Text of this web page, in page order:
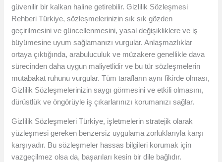
güvenilir bir kalkan haline getirebilir. Gizlilik Sözleşmesi
Rehberi Türkiye, sözleşmelerinizin sık sık gözden
geçirilmesini ve güncellenmesini, yasal değişikliklere ve iş
büyümesine uyum sağlamanızı vurgular. Anlaşmazlıklar
ortaya çıktığında, arabuluculuk ve müzakere genellikle dava
sürecinden daha uygun maliyetlidir ve bu tür sözleşmelerin
mutabakat ruhunu vurgular. Tüm tarafların aynı fikirde olması,
Gizlilik Sözleşmelerinizin saygı görmesini ve etkili olmasını,
dürüstlük ve öngörüyle iş çıkarlarınızı korumanızı sağlar.
Gizlilik Sözleşmeleri Türkiye, işletmelerin stratejik olarak
yüzleşmesi gereken benzersiz uygulama zorluklarıyla karşı
karşıyadır. Bu sözleşmeler hassas bilgileri korumak için
vazgeçilmez olsa da, başarıları kesin bir dile bağlıdır.